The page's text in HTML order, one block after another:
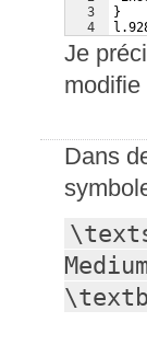
3
4
}
Je
modifie
Dans